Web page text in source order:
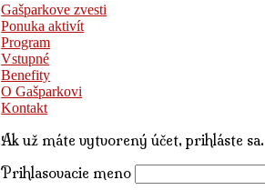
Gašparkove zvesti
Ponuka aktivít
Program
Vstupné
Benefity
O Gašparkovi
Kontakt
Ak už máte vytvorený účet, prihláste sa.
Prihlasovacie meno